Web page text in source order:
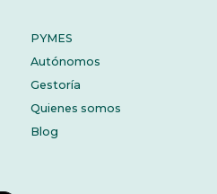
PYMES
Autónomos
Gestoría
Quienes somos
Blog